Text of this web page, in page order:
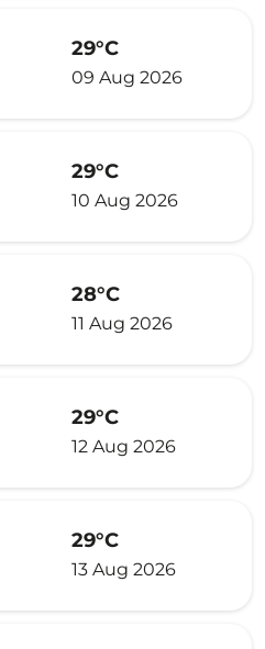
29°C
09 Aug 2026
29°C
10 Aug 2026
28°C
11 Aug 2026
29°C
12 Aug 2026
29°C
13 Aug 2026